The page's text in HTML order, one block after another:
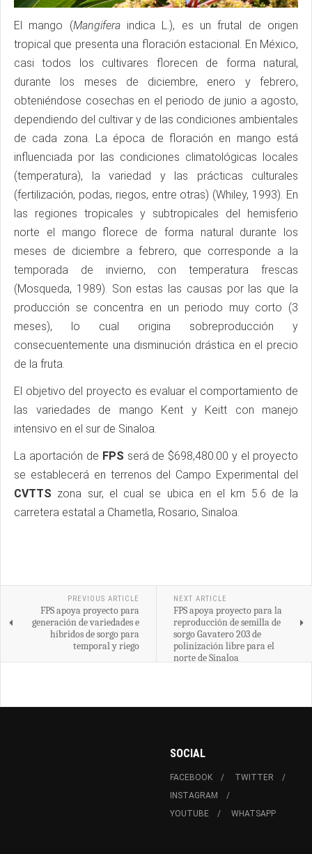
El mango (Mangiferaindica L.), es un frutal de origen
tropical que presenta una floración estacional. En México,
casi todos los cultivares florecen de forma natural,
durante los meses de diciembre, enero y febrero,
obteniéndose cosechas en el periodo de junio a agosto,
dependiendo del cultivar y de las condiciones ambientales
de cada zona. La época de floración en mango está
influenciada por las condiciones climatológicas locales
(temperatura), la variedad y las prácticas culturales
(fertilización, podas, riegos, entre otras) (Whiley, 1993). En
las regiones tropicales y subtropicales del hemisferio
norte el mango florece de forma natural durante los
meses de diciembre a febrero, que corresponde a la
temporada de invierno, con temperatura frescas
(Mosqueda, 1989). Son estas las causas por las que la
producción se concentra en un periodo muy corto (3
meses), lo cual origina sobreproducción y
consecuentemente una disminución drástica en el precio
de la fruta.
El objetivo del proyecto es evaluar el comportamiento de
las variedades de mango Kent y Keitt con manejo
intensivo en el sur de Sinaloa.
La aportación de FPS será de $698,480.00 y el proyecto
se establecerá en terrenos del Campo Experimental del
CVTTS zona sur, el cual se ubica en el km 5.6 de la
carretera estatal a Chametla, Rosario, Sinaloa.
PREVIOUS ARTICLE
FPS apoya proyecto para
generación de variedades e
híbridos de sorgo para
temporal y riego
NEXT ARTICLE
FPS apoya proyecto para la
reproducción de semilla de
sorgo Gavatero 203 de
polinización libre para el
norte de Sinaloa
SOCIAL
FACEBOOK
TWITTER
INSTAGRAM
YOUTUBE
WHATSAPP